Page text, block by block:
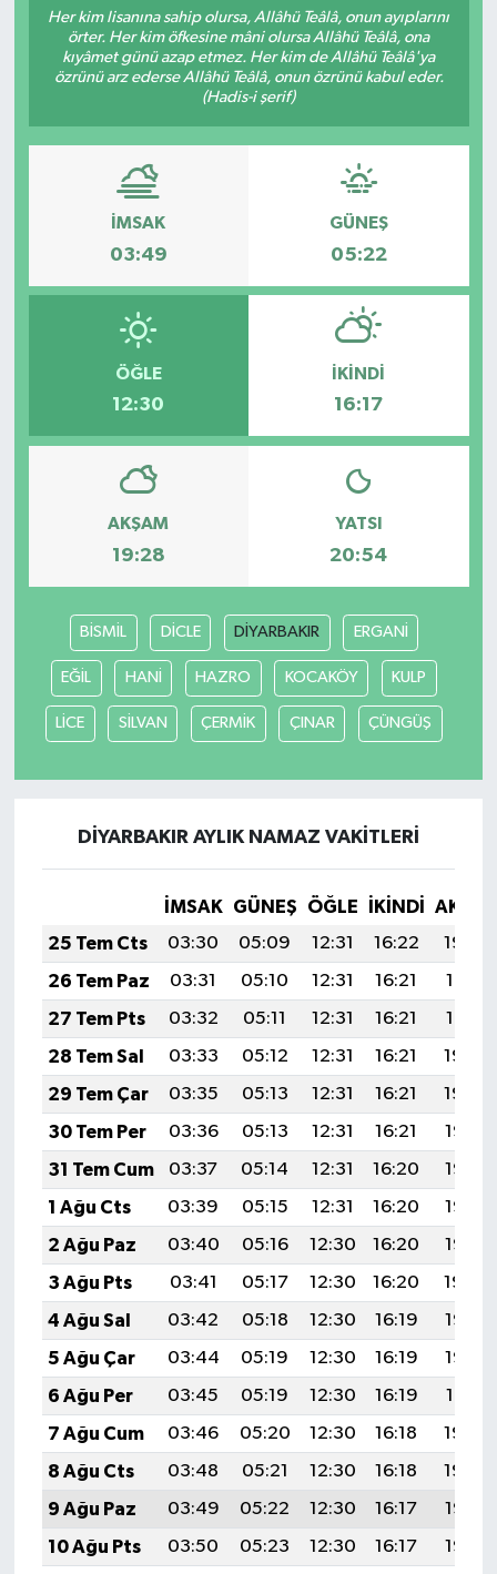
Her kim lisanına sahip olursa, Allâhü Teâlâ, onun ayıplarını
örter. Her kim öfkesine mâni olursa Allâhü Teâlâ, ona
kıyâmet günü azap etmez. Her kim de Allâhü Teâlâ'ya
özrünü arz ederse Allâhü Teâlâ, onun özrünü kabul eder.
(Hadis-i şerif)
İMSAK
03:49
GÜNEŞ
05:22
ÖĞLE
12:30
İKINDI
16:17
AKŞAM
19:28
YATSI
20:54
BİSMİL DİCLE DİYARBAKIR ERGANİ
EĞİL HANİ HAZRO KOCAKÖY KULP
LİCE SİLVAN ÇERMİK ÇINAR ÇÜNGÜŞ
DİYARBAKIR AYLIK NAMAZ VAKITLERI
İMSAK GÜNEŞ ÖĞLE İKINDI
25 Tem Cts
03:30 05:09 12:31 16:22
19:42
26 Tem Paz
03:31 05:10 12:31 16:21
19:41
27 Tem Pts
03:32 05:11 12:31 16:21
19:41
28 Tem Sal
03:33 05:12 12:31 16:21
19:40
29 Tem Çar
03:35 05:13 12:31 16:21
19:39
30 Tem Per
03:36 05:13 12:31 16:21
19:38
31 Tem Cum
03:37 05:14 12:31 16:20
19:37
1 Ağu Cts
03:39 05:15 12:31 16:20
19:36
2 Ağu Paz
03:40 05:16 12:30 16:20
19:35
3 Ağu Pts
03:41 05:17 12:30 16:20
19:34
4 Ağu Sal
03:42 05:18 12:30 16:19
19:33
5 Ağu Çar
03:44 05:19 12:30 16:19
19:32
6 Ağu Per
03:45 05:19 12:30 16:19
19:31
7 Ağu Cum
03:46 05:20 12:30 16:18
19:30
8 Ağu Cts
03:48 05:21 12:30 16:18
19:29
9 Ağu Paz
03:49 05:22 12:30 16:17
19:28
10 Ağu Pts
03:50 05:23 12:30 16:17
19:26
Resmi İlanlar